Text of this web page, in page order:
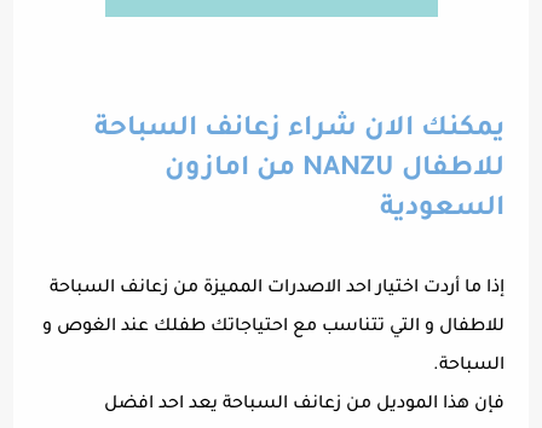
يمكنك الان شراء زعانف السباحة
للاطفال NANZU من امازون
السعودية
إذا ما أردت اختيار احد الاصدرات المميزة من زعانف السباحة
للاطفال و التي تتناسب مع احتياجاتك طفلك عند الغوص و
السباحة.
فإن هذا الموديل من زعانف السباحة يعد احد افضل